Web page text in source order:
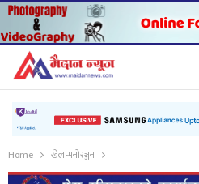
Home खेल-मनोरञ्जन